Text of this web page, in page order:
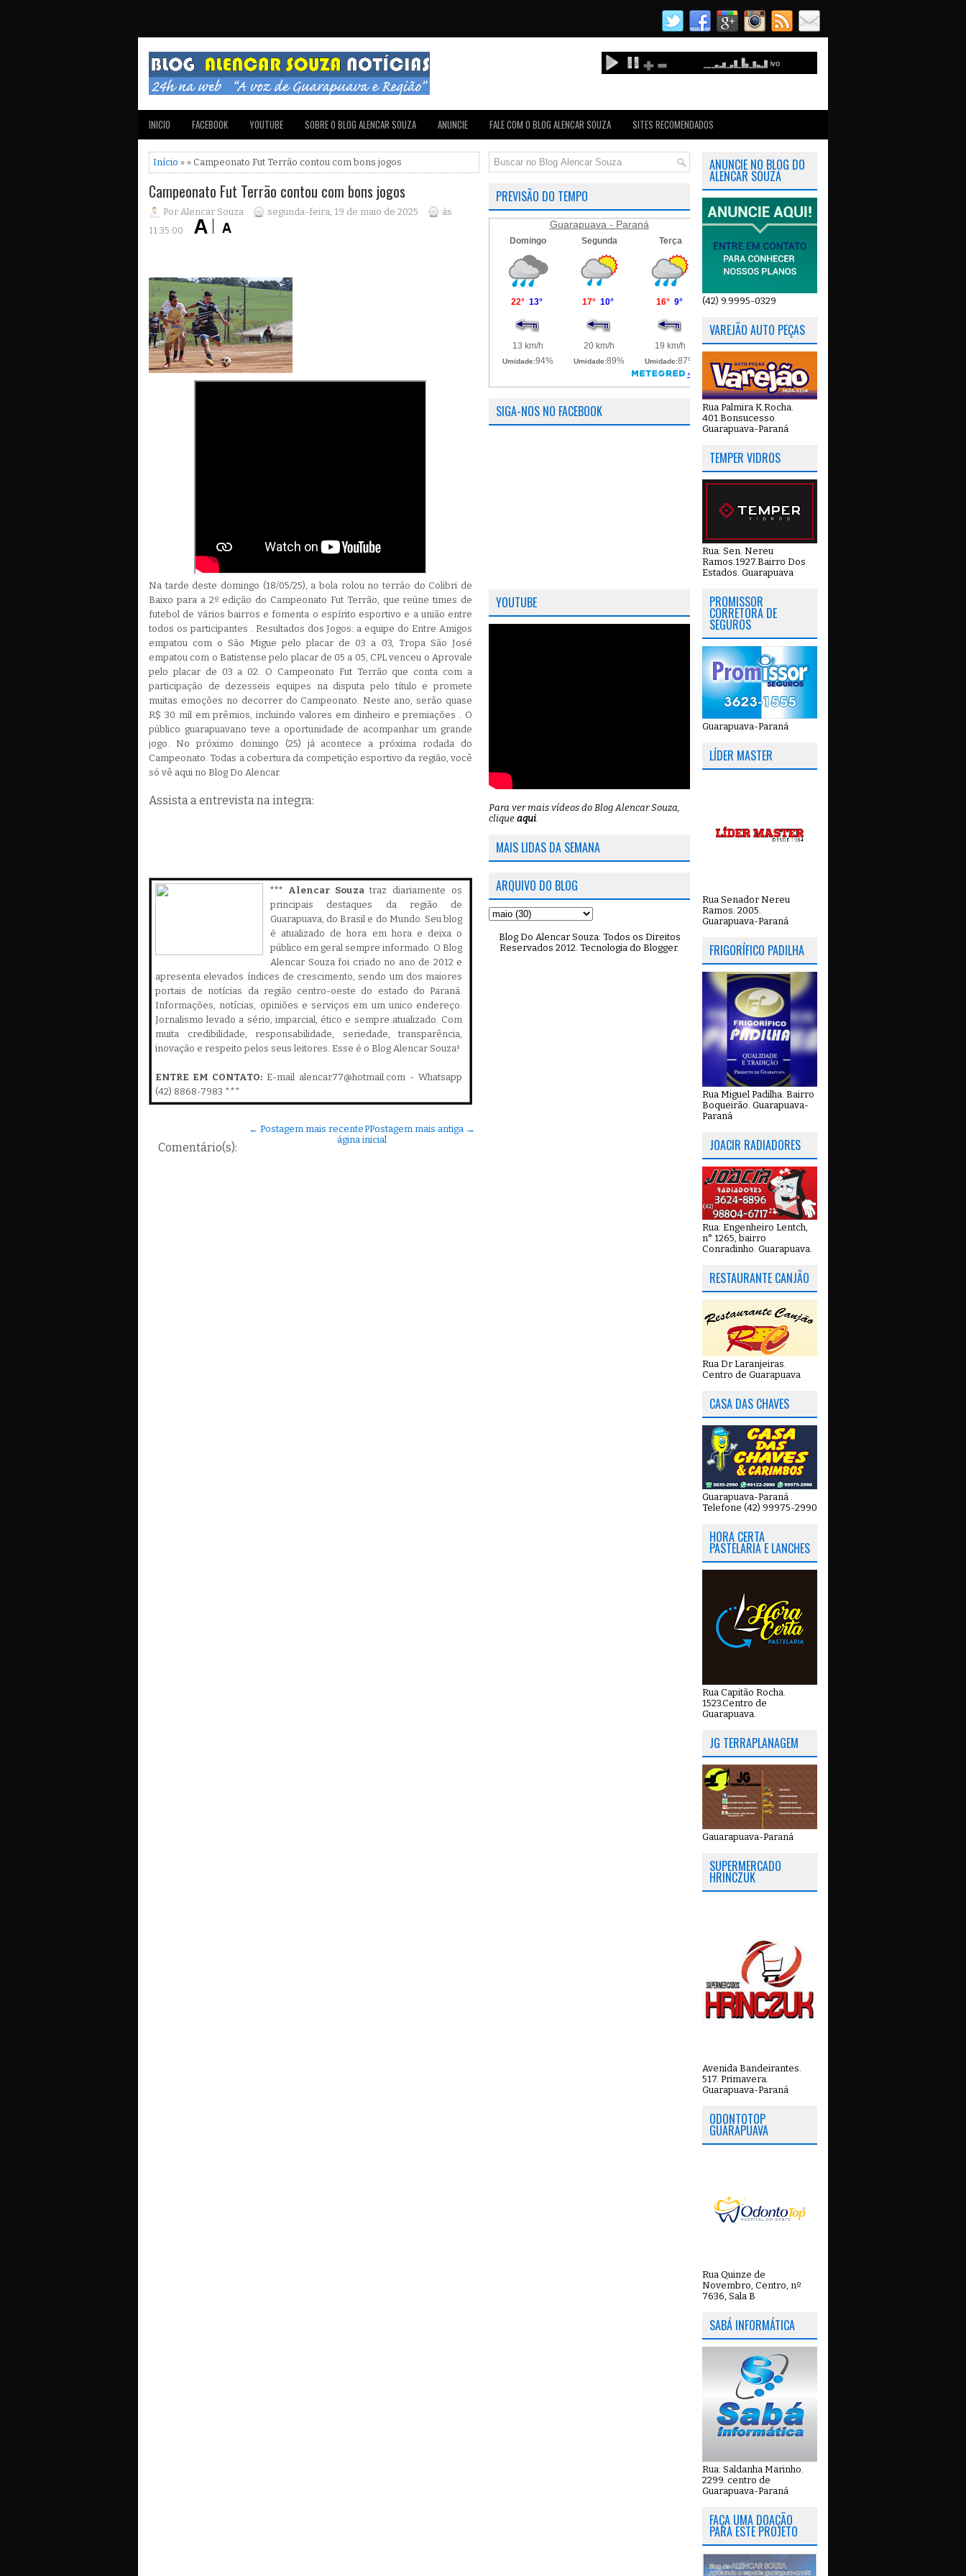
INICIO FACEBOOK YOUTUBE SOBRE O BLOG ALENCAR SOUZA ANUNCIE FALE COM O BLOG ALENCAR SOUZA SITES RECOMENDADOS
Início » » Campeonato Fut Terrão contou com bons jogos
Campeonato Fut Terrão contou com bons jogos
Por Alencar Souza segunda-feira, 19 de maio de 2025
às
11:35:00
Na tarde deste domingo (18/05/25), a bola rolou no terrão do Colibri de
Baixo para a 2º edição do Campeonato Fut Terrão, que reúne times de
futebol de vários bairros e fomenta o espírito esportivo e a união entre
todos os participantes . Resultados dos Jogos: a equipe do Entre Amigos
empatou com o São Migue pelo placar de 03 a 03, Tropa São José
empatou com o Batistense pelo placar de 05 a 05, CPL venceu o Aprovale
pelo placar de 03 a 02. O Campeonato Fut Terrão que conta com a
participação de dezesseis equipes na disputa pelo título e promete
muitas emoções no decorrer do Campeonato. Neste ano, serão quase
R$ 30 mil em prêmios, incluindo valores em dinheiro e premiações . O
público guarapuavano teve a oportunidade de acompanhar um grande
jogo. No próximo domingo (25) já acontece a próxima rodada do
Campeonato. Todas a cobertura da competição esportivo da região, você
só vê aqui no Blog Do Alencar.
Assista a entrevista na integra:
*** Alencar Souzatraz diariamente os
principais destaques da região de
Guarapuava, do Brasil e do Mundo. Seu blog
é atualizado de hora em hora e deixa o
público em geral sempre informado. O Blog
Alencar Souza foi criado no ano de 2012 e
apresenta elevados índices de crescimento, sendo um dos maiores
portais de notícias da região centro-oeste do estado do Paraná.
Informações, notícias, opiniões e serviços em um unico endereço.
Jornalismo levado a sério, imparcial, ético e sempre atualizado. Com
muita credibilidade, responsabilidade, seriedade, transparência,
inovação e respeito pelos seus leitores. Esse é o Blog Alencar Souza!
ENTRE EM CONTATO: E-mail alencar77@hotmail.com - Whatsapp
(42) 8868-7983 ***
Comentário(s):
← Postagem mais recente Postagem mais antiga →
P
ágina inicial
PREVISÃO DO TEMPO
Guarapuava - Paraná
SIGA-NOS NO FACEBOOK
YOUTUBE
Para ver mais vídeos do Blog Alencar Souza,
clique aqui.
MAIS LIDAS DA SEMANA
ARQUIVO DO BLOG
Blog Do Alencar Souza: Todos os Direitos
Reservados 2012. Tecnologia do Blogger.
ANUNCIE NO BLOG DO
ALENCAR SOUZA
(42) 9.9995-0329
VAREJÃO AUTO PEÇAS
Rua Palmira K.Rocha.
401.Bonsucesso.
Guarapuava-Paraná
TEMPER VIDROS
Rua: Sen. Nereu
Ramos.1927.Bairro Dos
Estados. Guarapuava
PROMISSOR
CORRETORA DE
SEGUROS
Guarapuava-Paraná
LÍDER MASTER
Rua Senador Nereu
Ramos. 2005.
Guarapuava-Paraná
FRIGORÍFICO PADILHA
Rua Miguel Padilha. Bairro
Boqueirão. Guarapuava-
Paraná
JOACIR RADIADORES
Rua: Engenheiro Lentch,
n° 1265, bairro
Conradinho. Guarapuava.
RESTAURANTE CANJÃO
Rua Dr Laranjeiras.
Centro de Guarapuava
CASA DAS CHAVES
Guarapuava-Paraná .
Telefone (42) 99975-2990
HORA CERTA
PASTELARIA E LANCHES
Rua Capitão Rocha.
1523.Centro de
Guarapuava.
JG TERRAPLANAGEM
Gauarapuava-Paraná
SUPERMERCADO
HRINCZUK
Avenida Bandeirantes.
517. Primavera.
Guarapuava-Paraná
ODONTOTOP
GUARAPUAVA
Rua Quinze de
Novembro, Centro, nº
7636, Sala B
SABÁ INFORMÁTICA
Rua: Saldanha Marinho.
2299. centro de
Guarapuava-Paraná
FAÇA UMA DOAÇÃO
PARA ESTE PROJETO